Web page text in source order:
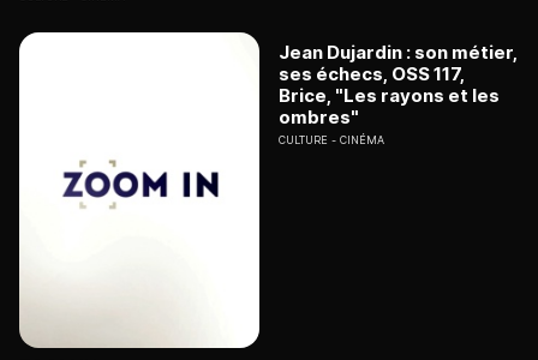
Jean Dujardin : son métier,
ses échecs, OSS 117,
Brice, "Les rayons et les
ombres"
CULTURE CINÉMA